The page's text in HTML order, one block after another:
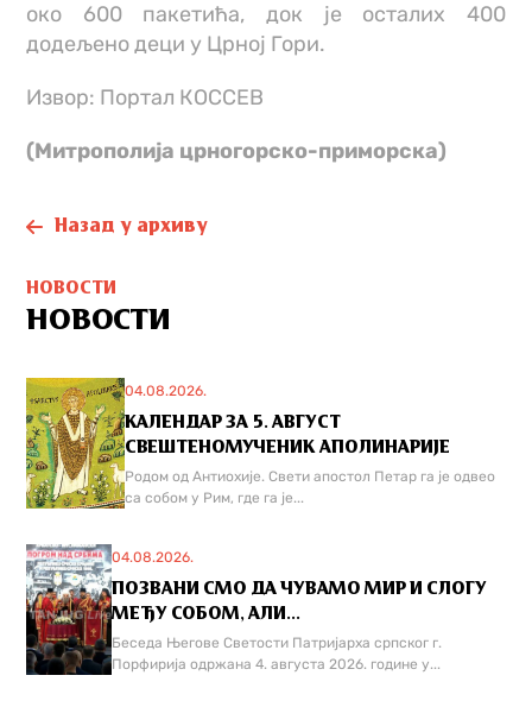
око 600 пакетића, док је осталих 400
додељено деци у Црној Гори.
Извор: Портал КОССЕВ
(Митрополија црногорско-приморска)
Назад у архиву
НОВОСТИ
НОВОСТИ
04.08.2026.
КАЛЕНДАР ЗА 5. АВГУСТ
СВЕШТЕНОМУЧЕНИК АПОЛИНАРИЈЕ
Родом од Антиохије. Свети апостол Петар га је одвео
са собом у Рим, где га је...
04.08.2026.
ПОЗВАНИ СМО ДА ЧУВАМО МИР И СЛОГУ
МЕЂУ СОБОМ, АЛИ...
Беседа Његове Светости Патријарха српског г.
Порфирија одржана 4. августа 2026. године у...